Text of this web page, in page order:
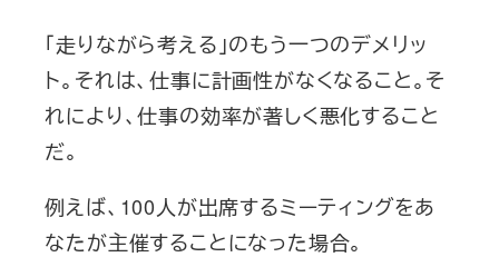
「走りながら考える」のもう一つのデメリッ
ト。それは、仕事に計画性がなくなること。そ
れにより、仕事の効率が著しく悪化すること
だ。
例えば、100人が出席するミーティングをあ
なたが主催することになった場合。